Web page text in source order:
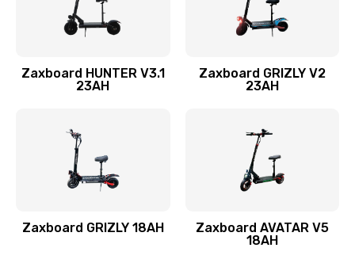
Zaxboard HUNTER V3.1
23AH
Zaxboard GRIZLY V2
23AH
Zaxboard GRIZLY 18AH
Zaxboard AVATAR V5
18AH